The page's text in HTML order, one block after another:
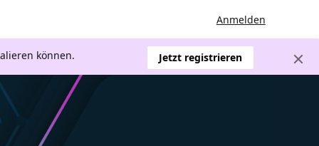
Anmelden
können. Jetzt registrieren